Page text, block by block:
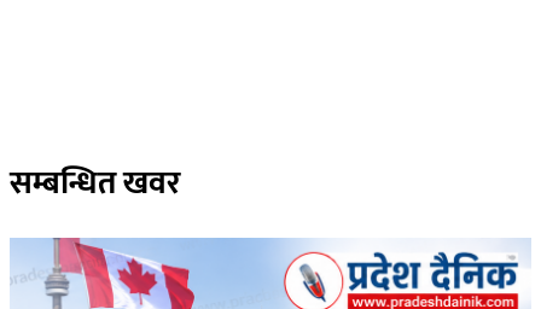
सम्बन्धित खवर